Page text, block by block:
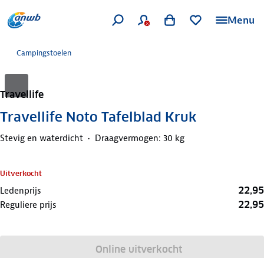
Menu
Campingstoelen
Travellife
Travellife Noto Tafelblad Kruk
Stevig en waterdicht Draagvermogen: 30 kg
Uitverkocht
Ledenprijs 22,95
Reguliere prijs 22,95
Online uitverkocht